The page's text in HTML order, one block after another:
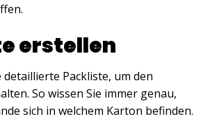
erstellen
detaillierte Packliste, um den
So wissen Sie immer genau,
sich in welchem Karton befinden.